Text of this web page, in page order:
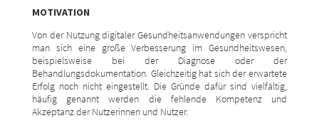
MOTIVATION
Von der Nutzung digitaler Gesundheitsanwendungen verspricht
man sich eine große Verbesserung im Gesundheitswesen,
beispielsweise bei der Diagnose oder der
Behandlungsdokumentation. Gleichzeitig hat sich der erwartete
Erfolg noch nicht eingestellt. Die Gründe dafür sind vielfältig,
häufig genannt werden die fehlende Kompetenz und
Akzeptanz der Nutzerinnen und Nutzer.